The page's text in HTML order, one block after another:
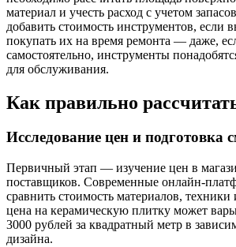
материал и учесть расход с учетом
добавить стоимость инструментов, если
покупать их на время ремонта — даже,
самостоятельно, инструменты
для обслуживания.
Как правильно
Исследование цен и подготовка
Первичный этап — изучение цен в
поставщиков. Современные онлайн-
сравнить стоимость материалов,
цена на керамическую плитку может
3000 рублей за квадратный метр в
дизайна.